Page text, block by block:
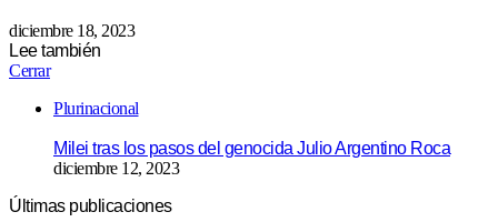
diciembre 18, 2023
Lee también
Cerrar
Plurinacional
Milei tras los pasos del genocida Julio Argentino Roca
diciembre 12, 2023
Últimas publicaciones